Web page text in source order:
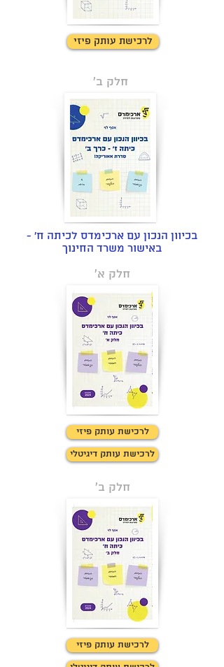
לחצו כאן למידע
לרכישת עותק פיזי
חלק ב'
לחצו כאן למידע
בכיוון הנכון עם ארכימדס לכיתה ח' -
באישור משרד החינוך
חלק א'
לרכישת עותק פיזי
לרכישת עותק דיגיטלי
חלק ב'
לרכישת עותק פיזי